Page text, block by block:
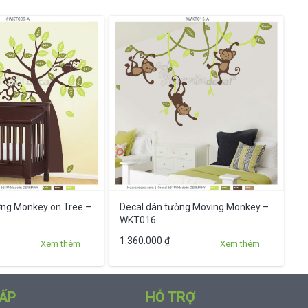
Monkey on Tree –
Xem thêm
Sản
này
có
Decal dán tường Moving Monkey –
WKT016
1.360.000₫ Xem thêm
HỖ TRỢ